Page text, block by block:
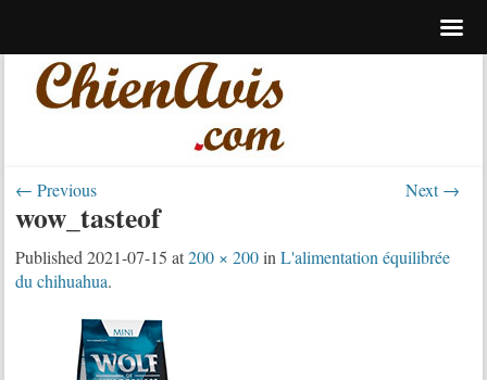
← Previous Next →
wow_tasteof
Published2021-07-15 at200 × 200inL'alimentation équilibrée
du chihuahua.